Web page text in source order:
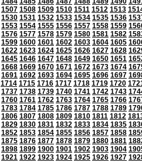
1507 1508 1509 1510 1511 1512 1513
1530 1531 1532 1533 1534 1535 1536
1553 1554 1555 1556 1557 1558 1559
1576 1577 1578 1579 1580 1581 1582
1599 1600 1601 1602 1603 1604 1605
1622 1623 1624 1625 1626 1627 1628
1645 1646 1647 1648 1649 1650 1651
1668 1669 1670 1671 1672 1673 1674
1691 1692 1693 1694 1695 1696 1697
1714 1715 1716 1717 1718 1719 1720
1737 1738 1739 1740 1741 1742 1743
1760 1761 1762 1763 1764 1765 1766
1783 1784 1785 1786 1787 1788 1789
1806 1807 1808 1809 1810 1811 1812
1829 1830 1831 1832 1833 1834 1835
1852 1853 1854 1855 1856 1857 1858
1875 1876 1877 1878 1879 1880 1881
1898 1899 1900 1901 1902 1903 1904
1921 1922 1923 1924 1925 1926 1927